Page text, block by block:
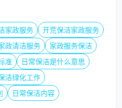
网清除
面除尘
清洁
服务流程
家政服务
开荒保洁家政服务
政清洁服务
家政服务保洁
准
日常保洁是什么意思
洁绿化工作
日常保洁内容